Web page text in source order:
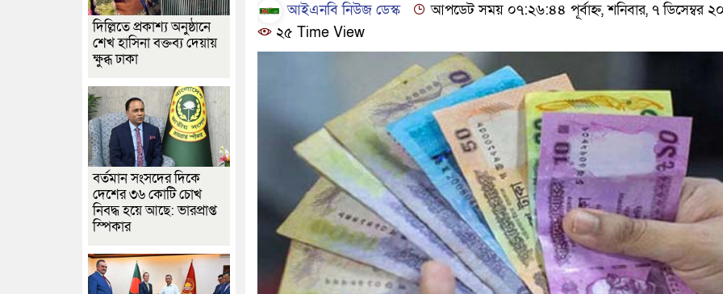
আইএনবি নিউজ ডেস্ক
আপডেট সময় ০৭:২৬:৪৪ পূর্বাহ্ন, শনিবার, ৭ ডিসেম্বর
২৫ Time View
দিল্লিতে প্রকাশ্য অনুষ্ঠানে
শেখ হাসিনা বক্তব্য দেয়ায়
ক্ষুব্ধ ঢাকা
বর্তমান সংসদের দিকে
দেশের ৩৬ কোটি চোখ
নিবদ্ধ হয়ে আছে: ভারপ্রাপ্ত
স্পিকার